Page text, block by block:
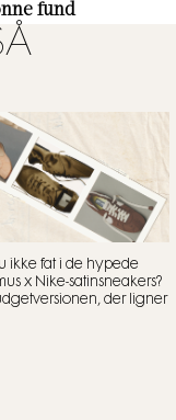
fund
ikke fat i de hypede
x Nike-satinsneakers?
der ligner